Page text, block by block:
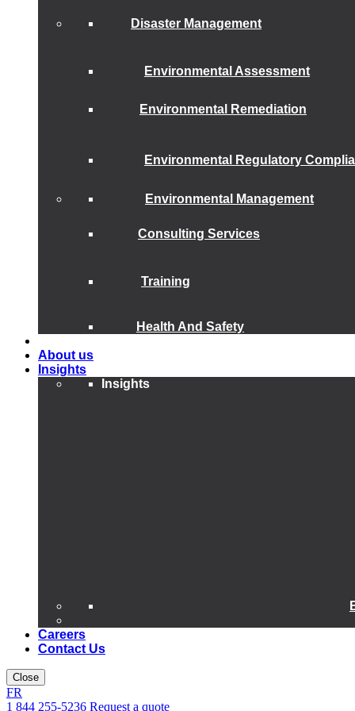
Disaster Management
Environmental Assessment
Environmental Remediation
Environmental Regulatory
Environmental Management
Consulting Services
Training
Health And Safety
About us
Insights
Insights
Careers
Contact Us
Close
FR
1 844 255-5236 Request a quote